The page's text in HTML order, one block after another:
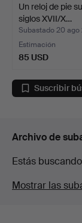
Un reloj de pie
siglos XVII/X…
Subastado 20 ago
Estimación
85 USD
Suscribir
Archivo de
Estás
Mostrar las